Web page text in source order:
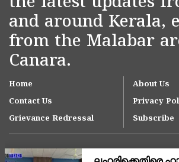
and around Kerala,
from the Malabar
Canara.
Home
About Us
Contact Us
Privacy
Grievance Redressal
Subscribe